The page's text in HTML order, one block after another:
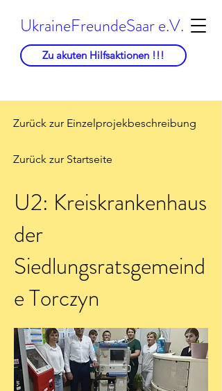
UkraineFreundeSaar e.V.
Zu akuten Hilfsaktionen !!!
Zurück zur Einzelprojekbeschreibung
Zurück zur Startseite
U2: Kreis­krankenhaus
der
Siedlungsratsgemeind
e Torczyn